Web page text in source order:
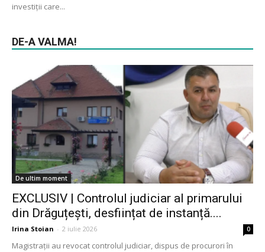
investiții care...
DE-A VALMA!
De ultim moment
EXCLUSIV | Controlul judiciar al primarului
din Drăguțești, desființat de instanță....
Irina Stoian - 2 iulie 2026 0
Magistrații au revocat controlul judiciar, dispus de procurori în